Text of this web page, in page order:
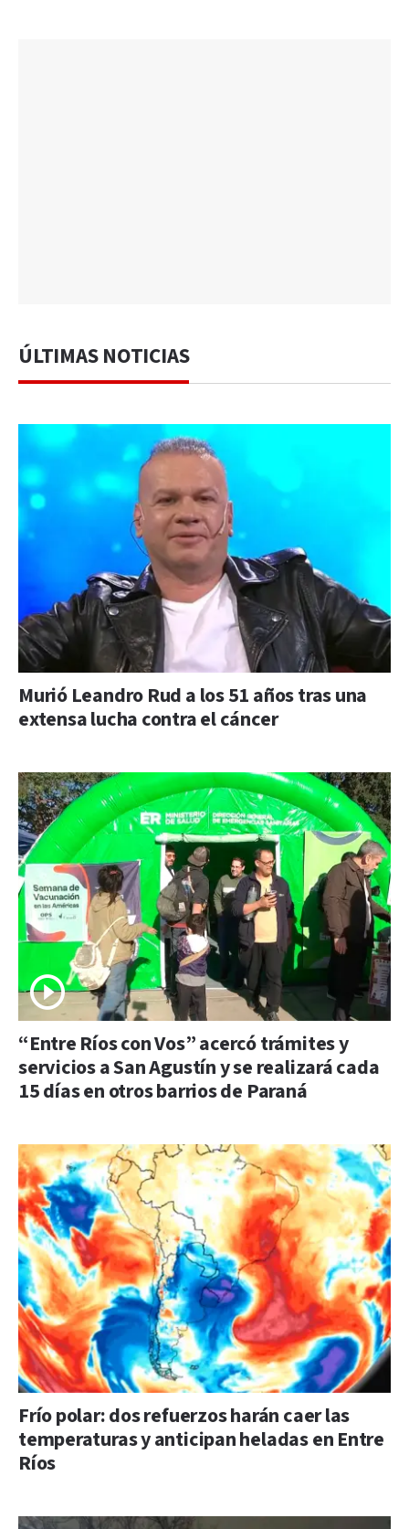
ÚLTIMAS NOTICIAS
Murió Leandro Rud a los 51 años tras una
extensa lucha contra el cáncer
“Entre Ríos con Vos” acercó trámites y
servicios a San Agustín y se realizará cada
15 días en otros barrios de Paraná
Frío polar: dos refuerzos harán caer las
temperaturas y anticipan heladas en Entre
Ríos